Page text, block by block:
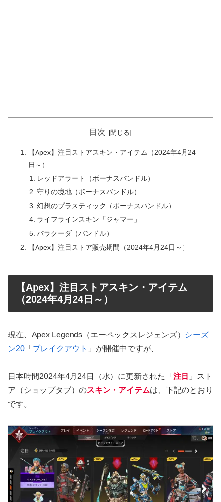
目次
【Apex】注目ストアスキン・アイテム（2024年4月24
日～）
レッドアラート（ボーナスバンドル）
守りの境地（ボーナスバンドル）
幻想のプラスティック（ボーナスバンドル）
ライフラインスキン「ジャマー」
バラクーダ（バンドル）
【Apex】注目ストア販売期間（2024年4月24日～）
【Apex】注目ストアスキン・アイテム
（2024年4月24日～）
現在、Apex Legends（エーペックスレジェンズ）
シーズ
ン20 「 ブレイクアウト 」が開催中ですが、
日本時間2024年4月24日（水）に更新された「 注目 」スト
ア（ショップタブ）のスキン・アイテムは、下記のとおり
です。